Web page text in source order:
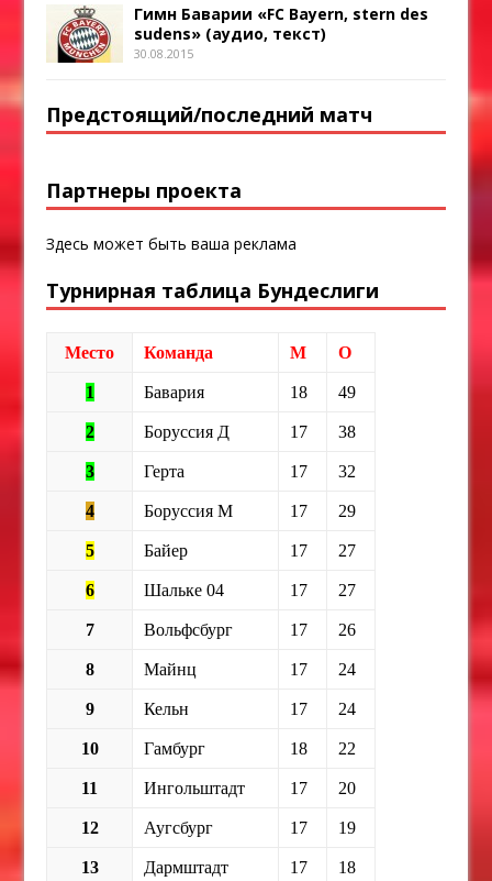
Гимн Баварии «FC Bayern, stern des
sudens» (аудио, текст)
30.08.2015
Предстоящий/последний матч
Партнеры проекта
Здесь может быть ваша реклама
Турнирная таблица Бундеслиги
Место Команда М О
1 Бавария 18 49
2 Боруссия Д 17 38
3 Герта 17 32
4 Боруссия М 17 29
5 Байер 17 27
6 Шальке 04 17 27
7 Вольфсбург 17 26
8 Майнц 17 24
9 Кельн 17 24
10 Гамбург 18 22
11 Ингольштадт 17 20
12 Аугсбург 17 19
13 Дармштадт 17 18